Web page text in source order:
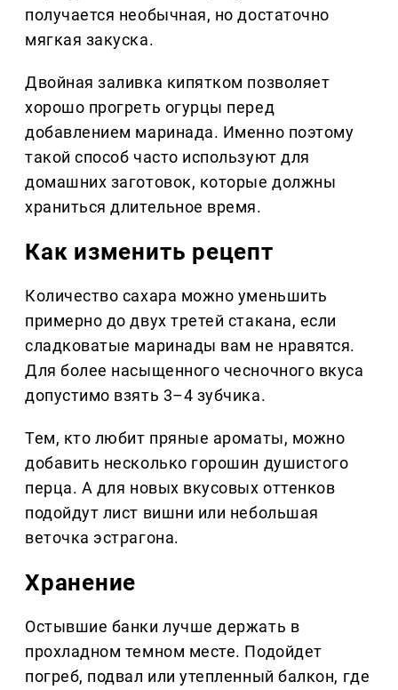
получается необычная, но достаточно
мягкая закуска.
Двойная заливка кипятком позволяет
хорошо прогреть огурцы перед
добавлением маринада. Именно поэтому
такой способ часто используют для
домашних заготовок, которые должны
храниться длительное время.
Как изменить рецепт
Количество сахара можно уменьшить
примерно до двух третей стакана, если
сладковатые маринады вам не нравятся.
Для более насыщенного чесночного вкуса
допустимо взять 3–4 зубчика.
Тем, кто любит пряные ароматы, можно
добавить несколько горошин душистого
перца. А для новых вкусовых оттенков
подойдут лист вишни или небольшая
веточка эстрагона.
Хранение
Остывшие банки лучше держать в
прохладном темном месте. Подойдет
погреб, подвал или утепленный балкон, где